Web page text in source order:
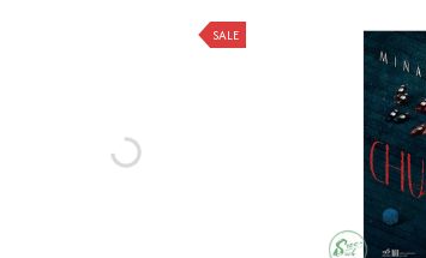
SALE